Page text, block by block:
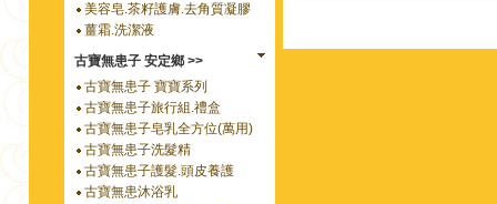
美容皂.茶籽護膚.去角質凝膠
薑霜.洗潔液
古寶無患子 安定鄉 >>
古寶無患子 寶寶系列
古寶無患子旅行組.禮盒
古寶無患子皂乳全方位(萬用)
古寶無患子洗髮精
古寶無患子護髮.頭皮養護
古寶無患沐浴乳